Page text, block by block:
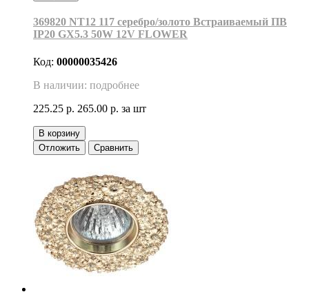
369820 NT12 117 серебро/золото Встраиваемый ПВ
IP20 GX5.3 50W 12V FLOWER
Код: 00000035426
В наличии: подробнее
225.25 р. 265.00 р. за шт
В корзину
Отложить
Сравнить